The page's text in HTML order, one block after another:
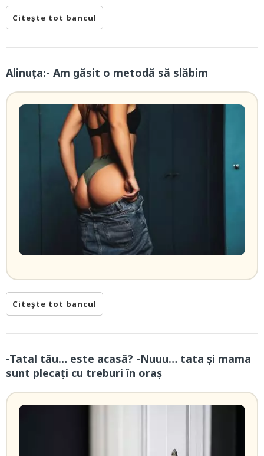
Citește tot bancul
Alinuța:- Am găsit o metodă să slăbim
Citește tot bancul
-Tatal tău… este acasă? -Nuuu… tata și mama
sunt plecați cu treburi în oraș